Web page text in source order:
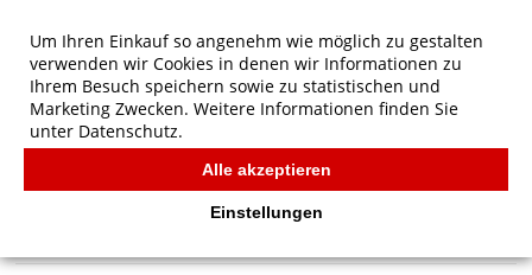
B&C Outerwear Sirocco Windbreaker
Um Ihren Einkauf so angenehm wie möglich zu gestalten
verwenden wir Cookies in denen wir Informationen zu
Ihrem Besuch speichern sowie zu statistischen und
Marketing Zwecken. Weitere Informationen finden Sie
unter Datenschutz.
Alle akzeptieren
Einstellungen